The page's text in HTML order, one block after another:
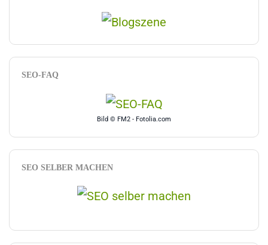
SEO-FAQ
Bild © FM2 - Fotolia.com
SEO SELBER MACHEN